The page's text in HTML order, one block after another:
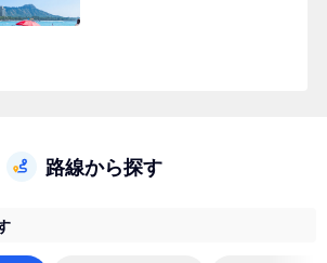
路線から探す